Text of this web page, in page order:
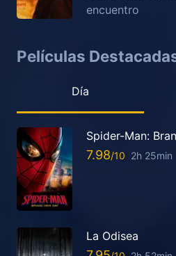
encuentro
Películas
Día
Spider-Man:
7.98 2h 25min
La Odisea